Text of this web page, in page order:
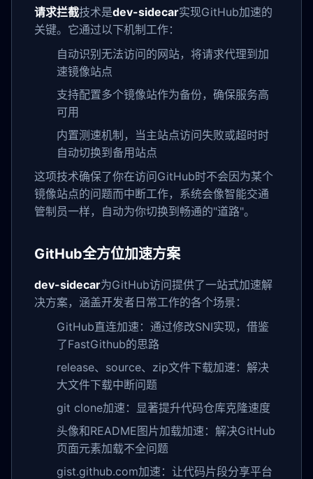
请求拦截技术是dev-sidecar实现GitHub加速的
关键。它通过以下机制工作：
自动识别无法访问的网站，将请求代理到加
速镜像站点
支持配置多个镜像站作为备份，确保服务高
可用
内置测速机制，当主站点访问失败或超时时
自动切换到备用站点
这项技术确保了你在访问GitHub时不会因为某个
镜像站点的问题而中断工作，系统会像智能交通
管制员一样，自动为你切换到畅通的"道路"。
GitHub全方位加速方案
dev-sidecar为GitHub访问提供了一站式加速解
决方案，涵盖开发者日常工作的各个场景：
GitHub直连加速：通过修改SNI实现，借鉴
了FastGithub的思路
release、source、zip文件下载加速：解决
大文件下载中断问题
git clone加速：显著提升代码仓库克隆速度
头像和README图片加载加速：解决GitHub
页面元素加载不全问题
gist.github.com加速：让代码片段分享平台